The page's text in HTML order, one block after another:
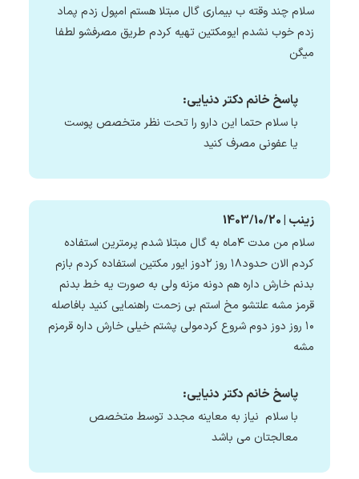
سلام چند وقته ب بیماری گال مبتلا هستم امپول زدم پماد
زدم خوب نشدم ایومکتین تهیه کردم طریق مصرفشو لطفا
میگن
پاسخ خانم دکتر دنیایی:
با سلام حتما این دارو را تحت نظر متخصص پوست
یا عفونی مصرف کنید
زینب | 1403/10/20
سلام من مدت ۴ماه به گال مبتلا شدم پرمترین استفاده
کردم الان حدود۱۸ روز ۲دوز ایور مکتین استفاده کردم بازم
بدنم خارش داره هم دونه مزنه ولی به صورت یه خط بدنم
قرمز مشه علتشو مخ استم بی زحمت راهنمایی کنید بافاصله
۱۰ روز دوز دوم شروع کردمولی پشتم خیلی خارش داره قرمزم
مشه
پاسخ خانم دکتر دنیایی:
با سلام نیاز به معاینه مجدد توسط متخصص
معالجتان می باشد